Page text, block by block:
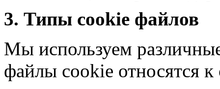
3. Типы cookie файлов
Мы используем
файлы cookie относятся